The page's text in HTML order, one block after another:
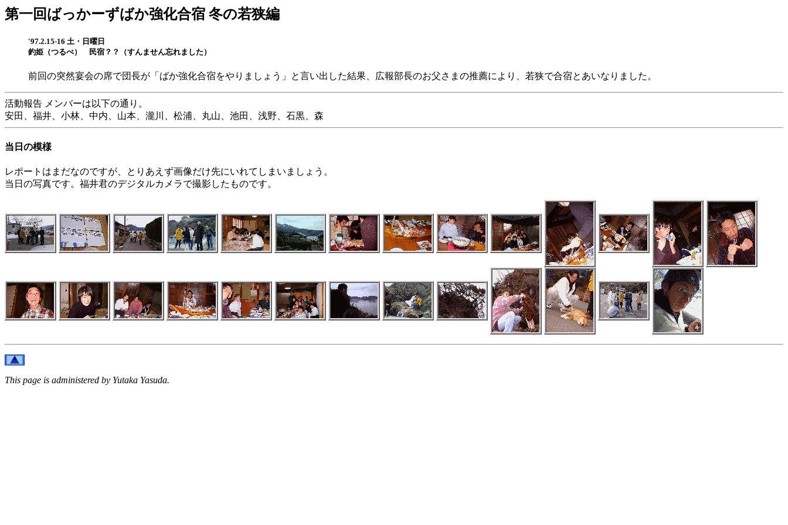
第一回ばっかーずばか強化合宿 冬の若狭編
'97.2.15-16 土・日曜日
釣姫（つるべ） 民宿？？（すんません忘れました）
前回の突然宴会の席で団長が「ばか強化合宿をやりましょう」と言い出した結果、広報部長のお父さまの推薦により、若狭で合宿とあいなりました。
活動報告 メンバーは以下の通り。
安田、福井、小林、中内、山本、瀧川、松浦、丸山、池田、浅野、石黒、森
当日の模様
レポートはまだなのですが、とりあえず画像だけ先にいれてしまいましょう。
当日の写真です。福井君のデジタルカメラで撮影したものです。
This page is administered by Yutaka Yasuda.